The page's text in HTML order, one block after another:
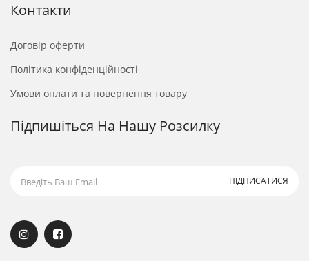
Контакти
Договір оферти
Політика конфіденційності
Умови оплати та повернення товару
Підпишіться На Нашу Розсилку
ПІДПИСАТИСЯ